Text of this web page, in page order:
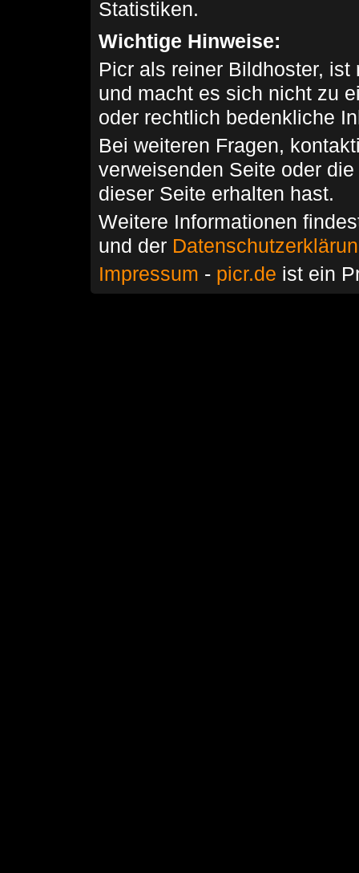
Statistiken.
Wichtige Hinweise:
Picr als reiner Bildhoster,
und macht es sich nicht zu
oder rechtlich bedenkliche
Bei weiteren Fragen,
verweisenden Seite oder
dieser Seite erhalten hast.
Weitere Informationen
und der
Impressum - picr.de ist ein